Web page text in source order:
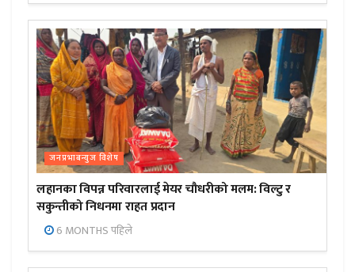
जनप्रभाबन्युज विशेष
लहानका विपन्न परिवारलाई मेयर चौधरीको मलम: विल्टु र
सकुन्तीको निधनमा राहत प्रदान
6 MONTHS पहिले